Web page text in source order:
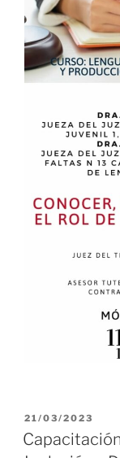
PUBLICADO
EL
21/03/2023